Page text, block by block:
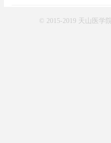
© 2015-2019 天山医学